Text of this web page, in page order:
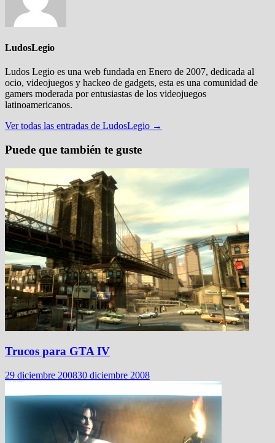
LudosLegio
Ludos Legio es una web fundada en Enero de 2007, dedicada al
ocio, videojuegos y hackeo de gadgets, esta es una comunidad de
gamers moderada por entusiastas de los videojuegos
latinoamericanos.
Ver todas las entradas de LudosLegio →
Puede que también te guste
Trucos para GTA IV
29 diciembre 200830 diciembre 2008